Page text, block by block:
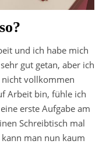
und ich habe mich
gut getan, aber ich
nicht vollkommen
Arbeit bin, fühle ich
erste Aufgabe am
Schreibtisch mal
man nun kaum